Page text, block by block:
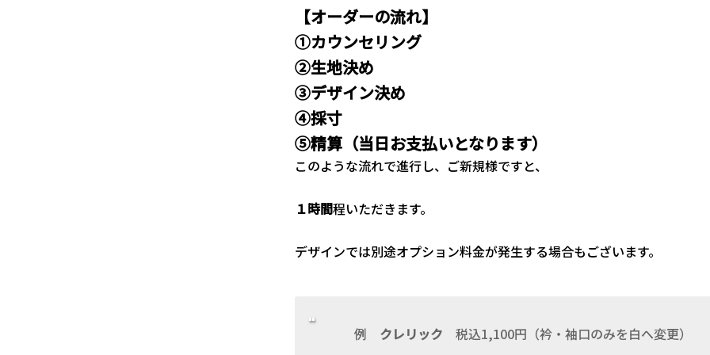
【オーダーの流れ】
①カウンセリング
②生地決め
③デザイン決め
④採寸
⑤精算（当日お支払いとなります）
このような流れで進行し、ご新規様ですと、
１時間程いただきます。
デザインでは別途オプション料金が発生する場合もございます。
例 クレリック 税込1,100円（衿・袖口のみを白へ変更）